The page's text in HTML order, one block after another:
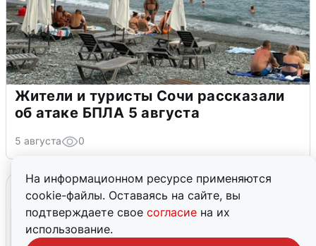
На информационном ресурсе применяются
cookie-файлы. Оставаясь на сайте, вы
подтверждаете свое согласие на их
использование.
Жители и туристы Сочи рассказали
об атаке БПЛА 5 августа
5 августа 0